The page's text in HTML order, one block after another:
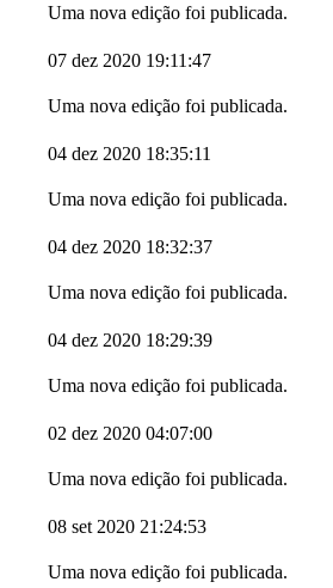
Uma nova edição foi publicada.
07 dez 2020 19:11:47
Uma nova edição foi publicada.
04 dez 2020 18:35:11
Uma nova edição foi publicada.
04 dez 2020 18:32:37
Uma nova edição foi publicada.
04 dez 2020 18:29:39
Uma nova edição foi publicada.
02 dez 2020 04:07:00
Uma nova edição foi publicada.
08 set 2020 21:24:53
Uma nova edição foi publicada.